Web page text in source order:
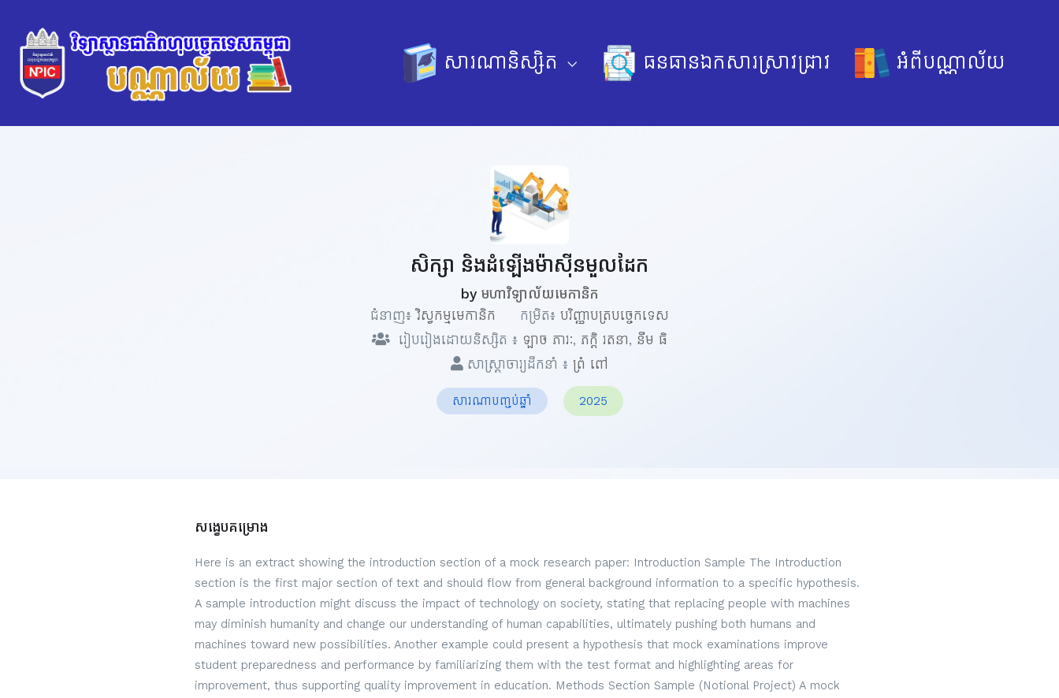
សារណានិស្សិត ធនធានឯកសារស្រាវជ្រាវ អំពីបណ្ណាល័យ
សិក្សា និងដំឡើងម៉ាស៊ីនមួលដែក
by មហាវិទ្យាល័យមេកានិក
ជំនាញ៖វិស្វកម្មមេកានិក កម្រិត៖ បរិញ្ញាបត្របច្ចេកទេស
រៀបរៀងដោយនិស្សិត ៖ ឡាច ភារៈ, ភក្ដិ រតនា, នីម ធិ
សាស្ត្រាចារ្យដឹកនាំ ៖ ព្រំ ពៅ
សារណាបញ្ចប់ឆ្នាំ 2025
សង្ខេបគម្រោង
Here is an extract showing the introduction section of a mock research paper: Introduction Sample The Introduction
section is the first major section of text and should flow from general background information to a specific hypothesis.
A sample introduction might discuss the impact of technology on society, stating that replacing people with machines
may diminish humanity and change our understanding of human capabilities, ultimately pushing both humans and
machines toward new possibilities. Another example could present a hypothesis that mock examinations improve
student preparedness and performance by familiarizing them with the test format and highlighting areas for
improvement, thus supporting quality improvement in education. Methods Section Sample (Notional Project) A mock